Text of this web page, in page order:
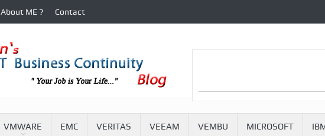
About ME ? Contact
VMWARE EMC VERITAS VEEAM VEMBU MICROSOFT